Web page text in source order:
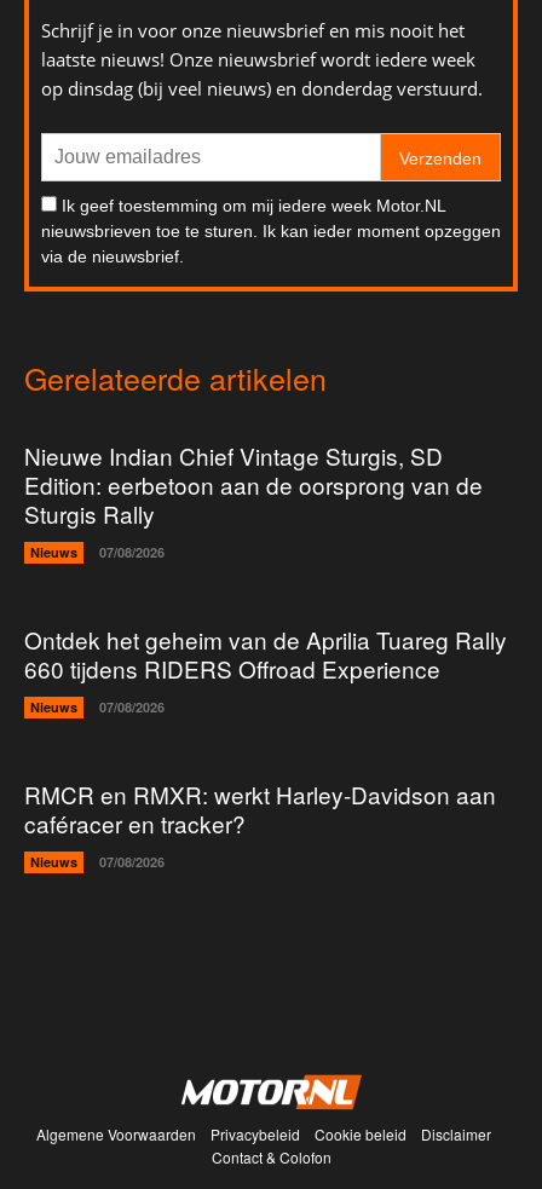
Schrijf je in voor onze nieuwsbrief en mis nooit het
laatste nieuws! Onze nieuwsbrief wordt iedere week
op dinsdag (bij veel nieuws) en donderdag verstuurd.
Verzenden
Ik geef toestemming om mij iedere week Motor.NL
nieuwsbrieven toe te sturen. Ik kan ieder moment opzeggen
via de nieuwsbrief.
Gerelateerde artikelen
Nieuwe Indian Chief Vintage Sturgis, SD
Edition: eerbetoon aan de oorsprong van de
Sturgis Rally
Nieuws 07/08/2026
Ontdek het geheim van de Aprilia Tuareg Rally
660 tijdens RIDERS Offroad Experience
Nieuws 07/08/2026
RMCR en RMXR: werkt Harley-Davidson aan
caféracer en tracker?
Nieuws 07/08/2026
Algemene Voorwaarden Privacybeleid Cookie beleid
Disclaimer
Contact & Colofon